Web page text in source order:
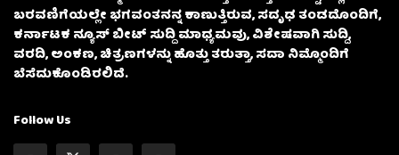
ಬರವಣಿಗೆಯಲ್ಲೇ ಭಗವಂತನನ್ನ ಕಾಣುತ್ತಿರುವ, ಸದೃಢ ತಂಡದೊಂದಿಗೆ,
ಕರ್ನಾಟಕ ನ್ಯೂಸ್ ಬೀಟ್ ಸುದ್ದಿ ಮಾಧ್ಯಮವು, ವಿಶೇಷವಾಗಿ ಸುದ್ದಿ,
ವರದಿ, ಅಂಕಣ, ಚಿತ್ರಣಗಳನ್ನು ಹೊತ್ತು ತರುತ್ತಾ, ಸದಾ ನಿಮ್ಮೊಂದಿಗೆ
ಬೆಸೆದುಕೊಂಡಿರಲಿದೆ.
Follow Us